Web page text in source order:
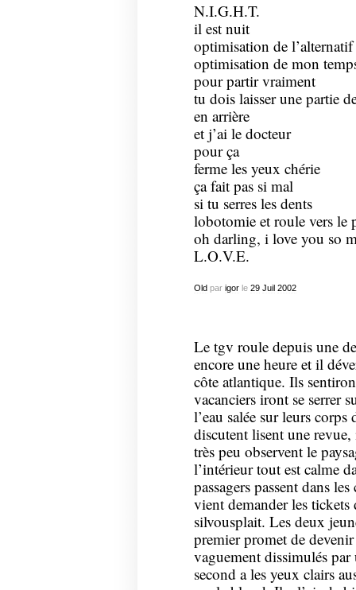
N.I.G.H.T.
il est nuit
optimisation de l’alternatif
optimisation de mon
pour partir vraiment
tu dois laisser une partie
en arrière
et j’ai le docteur
pour ça
ferme les yeux chérie
ça fait pas si mal
si tu serres les dents
lobotomie et roule vers le
oh darling, i love you so
L.O.V.E.
Oldpar igorle 29 Juil 2002
Le tgv roule depuis une
encore une heure et il
côte atlantique. Ils
vacanciers iront se serrer
l’eau salée sur leurs
discutent lisent une revue,
très peu observent le
l’intérieur tout est calme
passagers passent dans
vient demander les tickets
silvousplait. Les deux
premier promet de
vaguement dissimulés
second a les yeux clairs